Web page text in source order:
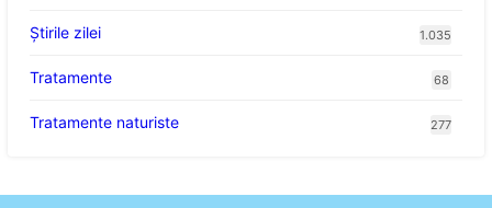
Știrile zilei 1.035
Tratamente 68
Tratamente naturiste 277